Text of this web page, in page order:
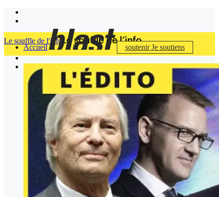
Accueil soutenirJe soutiens
Le souffle de l'info